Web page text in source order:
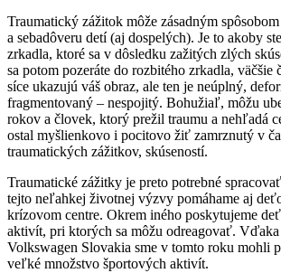
Traumatický zážitok môže zásadným
a sebadôveru detí (aj dospelých). Je to akoby
zrkadla, ktoré sa v dôsledku zažitých zlých
sa potom pozeráte do rozbitého zrkadla, väčšie
síce ukazujú váš obraz, ale ten je neúplný,
fragmentovaný – nespojitý. Bohužiaľ, môžu
rokov a človek, ktorý prežil traumu a nehľadá
ostal myšlienkovo i pocitovo žiť zamrznutý v
traumatických zážitkov, skúseností.
Traumatické zážitky je preto potrebné
tejto neľahkej životnej výzvy pomáhame aj
krízovom centre. Okrem iného poskytujeme
aktivít, pri ktorých sa môžu odreagovať.
Volkswagen Slovakia sme v tomto roku mohli
veľké množstvo športových aktivít.